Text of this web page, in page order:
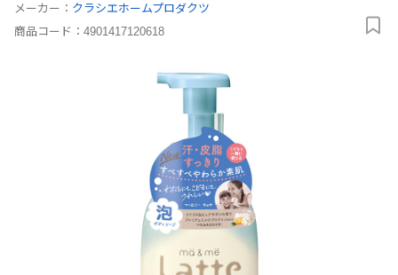
メーカー： クラシエホームプロダクツ
商品コード： 4901417120618